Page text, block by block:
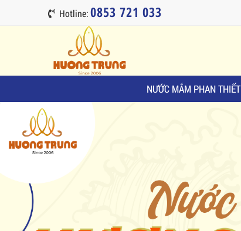
Hotline:0853 721 033
NƯỚC MẮM PHAN THIẾT